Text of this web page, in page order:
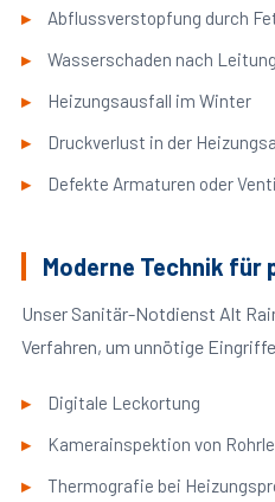
Abflussverstopfung durch
Wasserschaden nach
Heizungsausfall im Winter
Druckverlust in der
Defekte Armaturen oder
Moderne Technik für
Unser Sanitär-Notdienst Alt
Verfahren, um unnötige
Digitale Leckortung
Kamerainspektion von
Thermografie bei